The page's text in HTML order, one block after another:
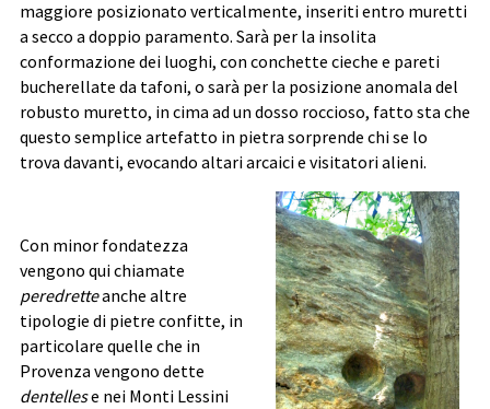
maggiore posizionato verticalmente, inseriti entro muretti
a secco a doppio paramento. Sarà per la insolita
conformazione dei luoghi, con conchette cieche e pareti
bucherellate da tafoni, o sarà per la posizione anomala del
robusto muretto, in cima ad un dosso roccioso, fatto sta che
questo semplice artefatto in pietra sorprende chi se lo
trova davanti, evocando altari arcaici e visitatori alieni.
Con minor fondatezza
vengono qui chiamate
peredretteanche altre
tipologie di pietre confitte, in
particolare quelle che in
Provenza vengono dette
dentellese nei Monti Lessini